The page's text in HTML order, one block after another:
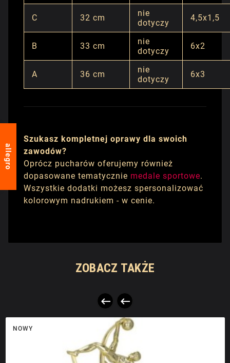
C 32 cm
nie
dotyczy
4,5x1,5
B 33 cm
nie
dotyczy
6x2
A 36 cm
nie
dotyczy
6x3
Szukasz kompletnej oprawy dla swoich
zawodów?
Oprócz pucharów oferujemy również
dopasowane tematycznie medale sportowe.
Wszystkie dodatki możesz spersonalizować
kolorowym nadrukiem - w cenie.
ZOBACZ TAKŻE
 
NOWY
allegro